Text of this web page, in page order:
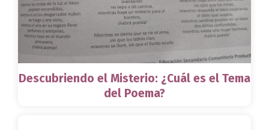
Descubriendo el Misterio: ¿Cuál es el Tema
del Poema?